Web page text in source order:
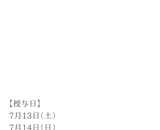
【授与日】
7月13日（土）
7月14日（日）